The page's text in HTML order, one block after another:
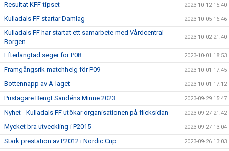
Resultat KFF-tipset 2023-10-12 15:40
Kulladals FF startar Damlag 2023-10-05 16:46
Kulladals FF har startat ett samarbete med Vårdcentral
Borgen
2023-10-02 21:40
Efterlängtad seger för P08 2023-10-01 18:53
Framgångsrik matchhelg för P09 2023-10-01 17:45
Bottennapp av A-laget 2023-10-01 17:12
Pristagare Bengt Sandéns Minne 2023 2023-09-29 15:47
Nyhet - Kulladals FF utökar organisationen på flicksidan 2023-09-27 21:42
Mycket bra utveckling i P2015 2023-09-27 13:04
Stark prestation av P2012 i Nordic Cup 2023-09-26 13:03